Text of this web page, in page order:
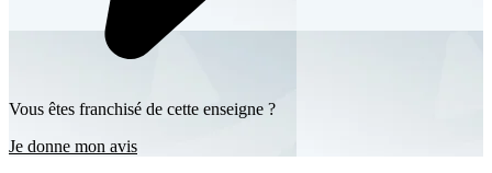
Vous êtes franchisé de cette enseigne ?
Je donne mon avis